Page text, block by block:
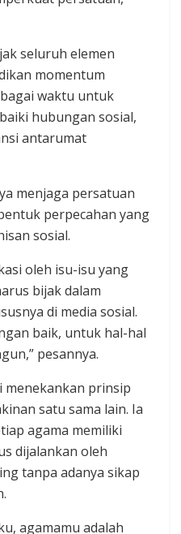
seluruh elemen
momentum
waktu untuk
hubungan sosial,
antarumat
menjaga persatuan
perpecahan yang
sosial.
oleh isu-isu yang
bijak dalam
di media sosial.
baik, untuk hal-hal
pesannya.
menekankan prinsip
satu sama lain. Ia
agama memiliki
dijalankan oleh
tanpa adanya sikap
agamamu adalah